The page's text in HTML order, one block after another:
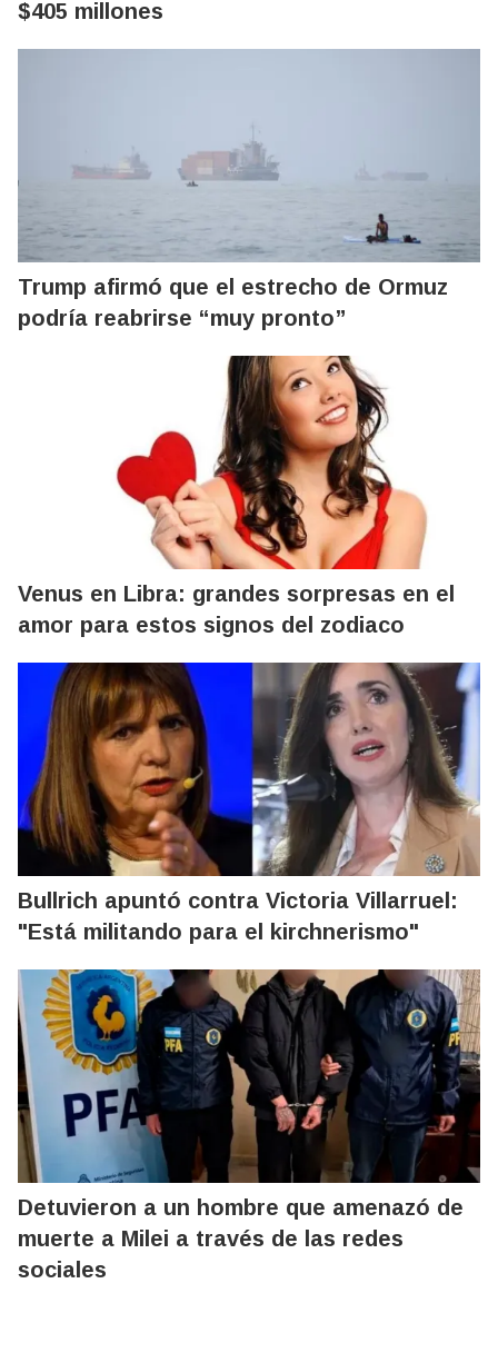
$405 millones
Trump afirmó que el estrecho de Ormuz
podría reabrirse “muy pronto”
Venus en Libra: grandes sorpresas en el
amor para estos signos del zodiaco
Bullrich apuntó contra Victoria Villarruel:
"Está militando para el kirchnerismo"
Detuvieron a un hombre que amenazó de
muerte a Milei a través de las redes
sociales